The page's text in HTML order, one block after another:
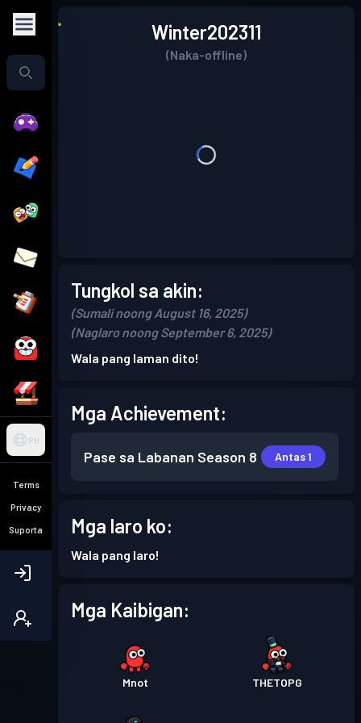
PH
Terms
Privacy
Suporta
Winter202311
(Naka-offline)
Tungkol sa akin:
(Sumali noong August 16, 2025)
(Naglaro noong September 6, 2025)
Wala pang laman dito!
Mga Achievement:
Pase sa Labanan Season 8 Antas 1
Mga laro ko:
Wala pang laro!
Mga Kaibigan:
Mnot THETOPG